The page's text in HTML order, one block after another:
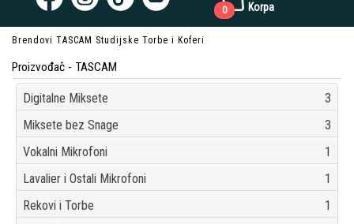
Korpa
0
Brendovi TASCAM Studijske Torbe i Koferi
Proizvođač - TASCAM
Digitalne Miksete
3
Miksete bez Snage
3
Vokalni Mikrofoni
1
Lavalier i Ostali Mikrofoni
1
Rekovi i Torbe
1